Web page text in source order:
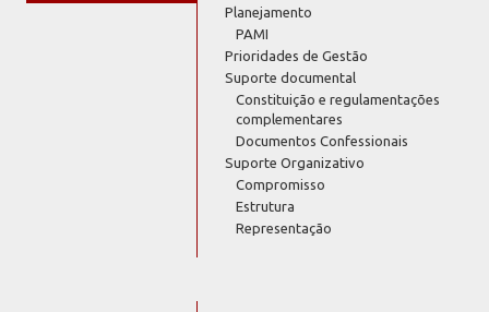
Planejamento
PAMI
Prioridades de Gestão
Suporte documental
Constituição e regulamentações
complementares
Documentos Confessionais
Suporte Organizativo
Compromisso
Estrutura
Representação